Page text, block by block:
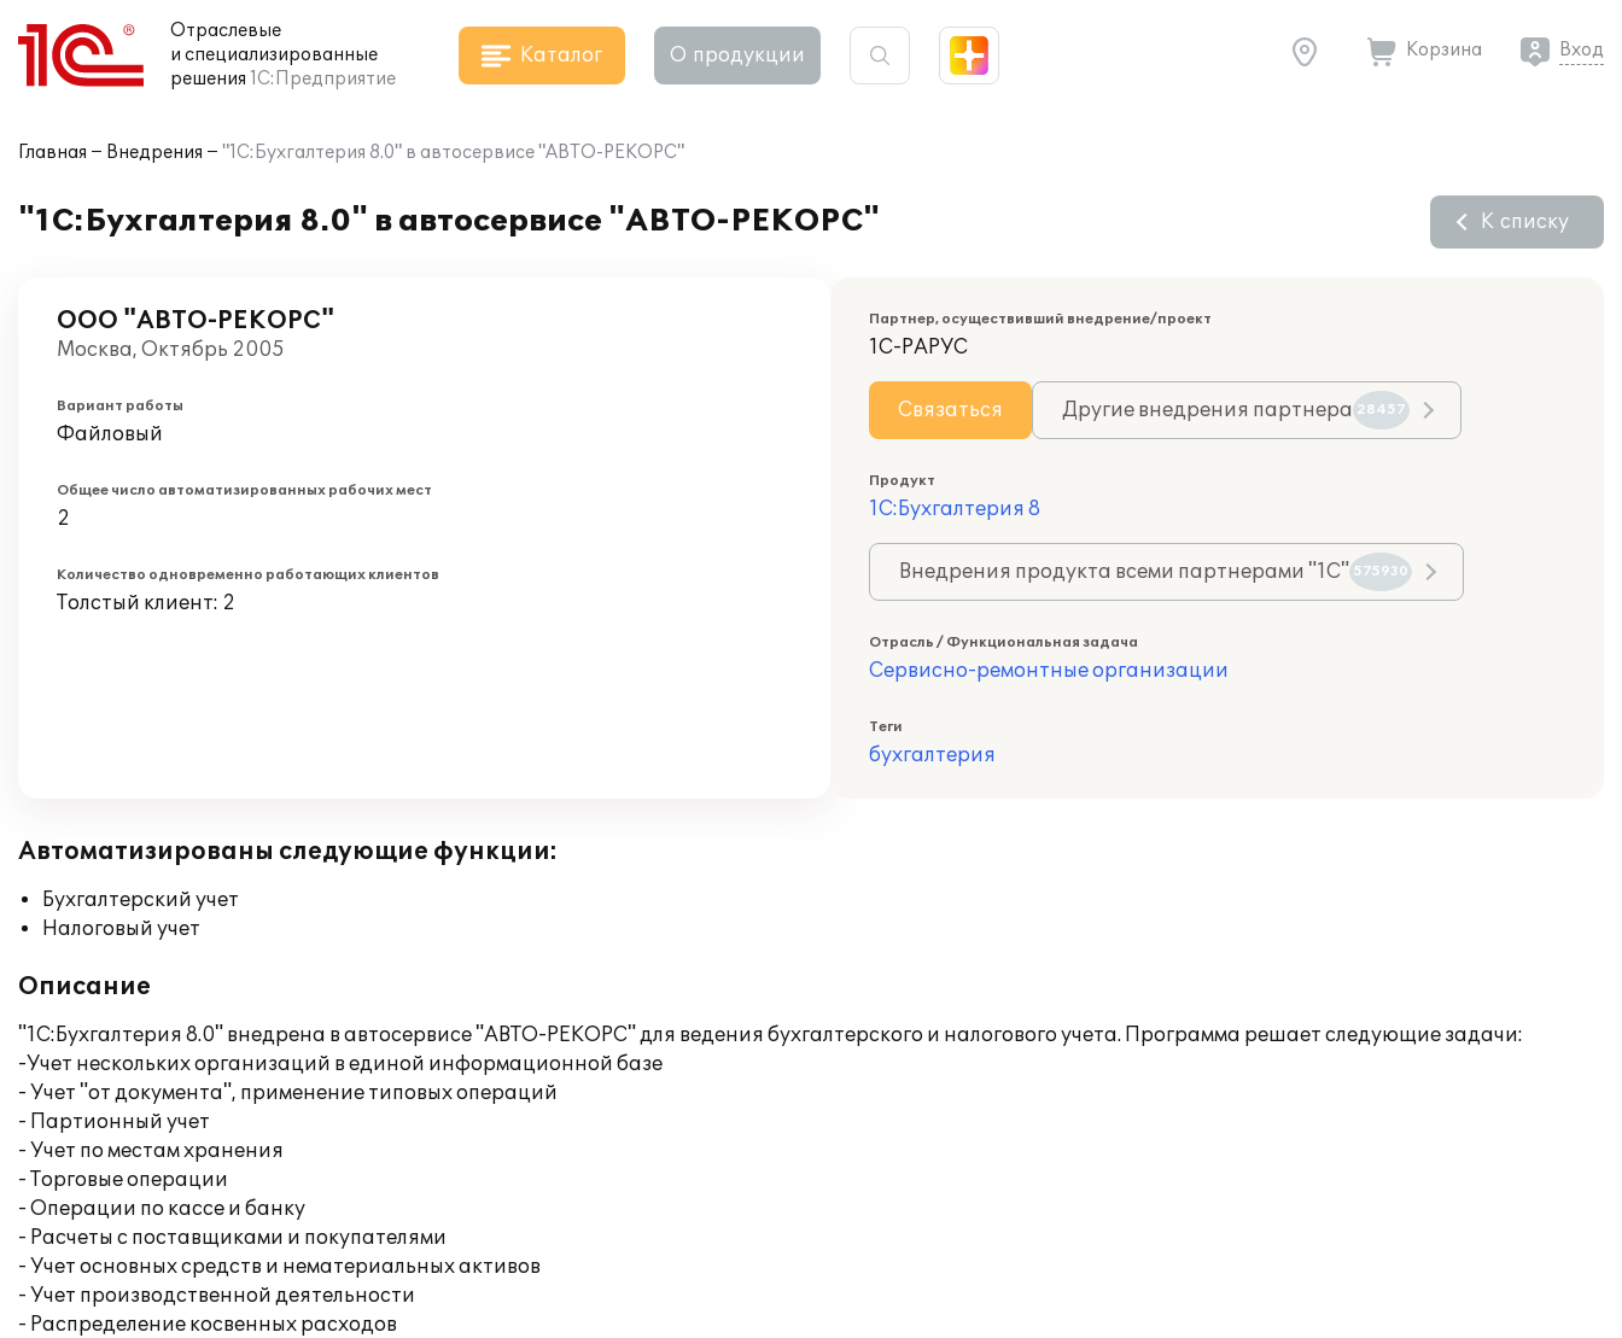
Отраслевые
и специализированные
решения 1С:Предприятие
Каталог О продукции Корзина Вход
Главная Внедрения "1С:Бухгалтерия 8.0" в автосервисе "АВТО-РЕКОРС"
"1С:Бухгалтерия 8.0" в автосервисе "АВТО-РЕКОРС" К списку
ООО "АВТО-РЕКОРС"
Москва, Октябрь 2005
Вариант работы
Файловый
Общее число автоматизированных рабочих мест
2
Количество одновременно работающих клиентов
Толстый клиент: 2
Партнер, осуществивший внедрение/проект
1С-РАРУС
Связаться Другие внедрения партнера 28457
Продукт
1С:Бухгалтерия 8
Внедрения продукта всеми партнерами "1С" 575930
Отрасль / Функциональная задача
Сервисно-ремонтные организации
Теги
бухгалтерия
Автоматизированы следующие функции:
Бухгалтерский учет
Налоговый учет
Описание
"1С:Бухгалтерия 8.0" внедрена в автосервисе "АВТО-РЕКОРС" для ведения бухгалтерского и налогового учета. Программа решает следующие задачи:
-Учет нескольких организаций в единой информационной базе
- Учет "от документа", применение типовых операций
- Партионный учет
- Учет по местам хранения
- Торговые операции
- Операции по кассе и банку
- Расчеты с поставщиками и покупателями
- Учет основных средств и нематериальных активов
- Учет производственной деятельности
- Распределение косвенных расходов